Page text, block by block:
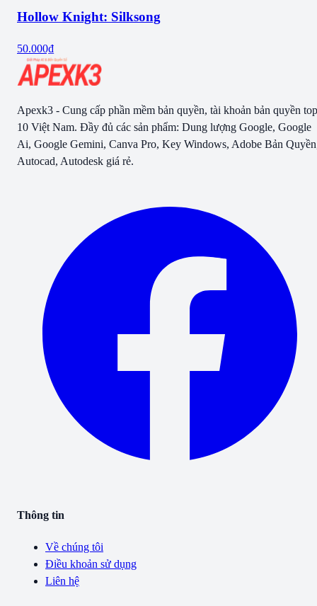
Hollow Knight: Silksong
50.000₫
Apexk3 - Cung cấp phần mềm bản quyền, tài khoản bản quyền top
10 Việt Nam. Đầy đủ các sản phẩm: Dung lượng Google, Google
Ai, Google Gemini, Canva Pro, Key Windows, Adobe Bản
Autocad, Autodesk giá rẻ.
Thông tin
Về chúng tôi
Điều khoản sử dụng
Liên hệ